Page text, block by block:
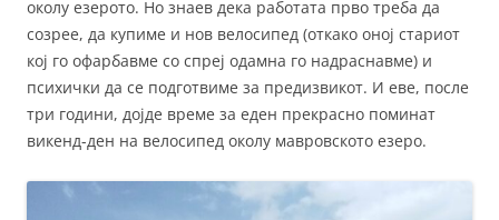
околу езерото. Но знаев дека работата прво треба да
созрее, да купиме и нов велосипед (откако оној стариот
кој го офарбавме со спреј одамна го надраснавме) и
психички да се подготвиме за предизвикот. И еве, после
три години, дојде време за еден прекрасно поминат
викенд-ден на велосипед околу мавровското езеро.